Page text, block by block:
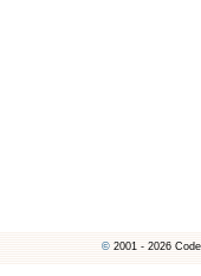
© 2001 - 2026